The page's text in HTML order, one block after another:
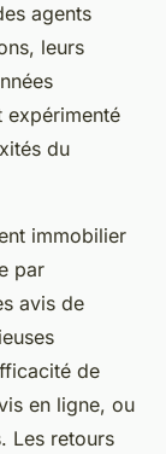
agents
leurs
expérimenté
du
immobilier
par
avis de
de
en ligne, ou
Les retours